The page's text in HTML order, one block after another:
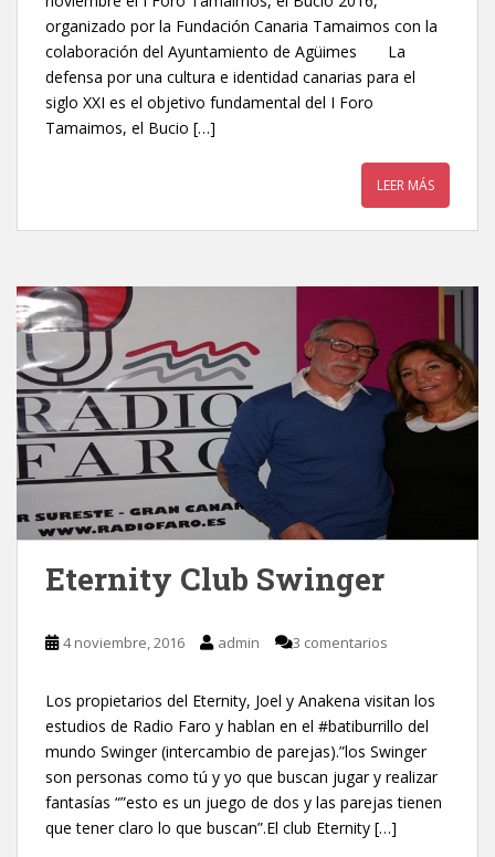
organizado por la Fundación Canaria Tamaimos con la
colaboración del Ayuntamiento de Agüimes La
defensa por una cultura e identidad canarias para el
siglo XXI es el objetivo fundamental del I Foro
Tamaimos, el Bucio […]
LEER MÁS
Eternity Club Swinger
4 noviembre, 2016 admin 3 comentarios
Los propietarios del Eternity, Joel y Anakena visitan los
estudios de Radio Faro y hablan en el #batiburrillo del
mundo Swinger (intercambio de parejas).”los Swinger
son personas como tú y yo que buscan jugar y realizar
fantasías “”esto es un juego de dos y las parejas tienen
que tener claro lo que buscan”.El club Eternity […]